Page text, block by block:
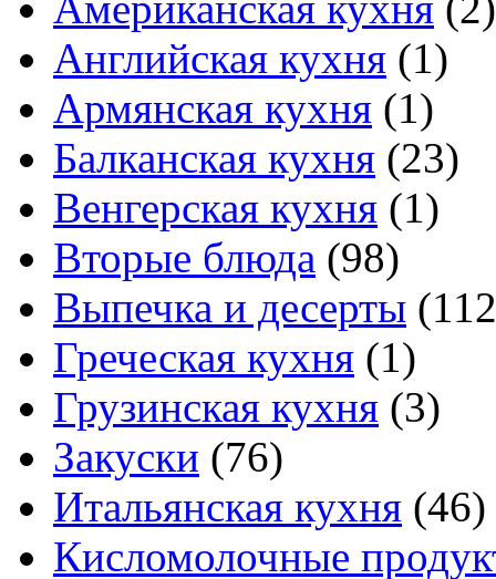
Английская кухня (1)
Армянская кухня (1)
Балканская кухня (23)
Венгерская кухня (1)
Вторые блюда (98)
Выпечка и десерты
Греческая кухня (1)
Грузинская кухня (3)
Закуски (76)
Итальянская кухня (46)
Кисломолочные